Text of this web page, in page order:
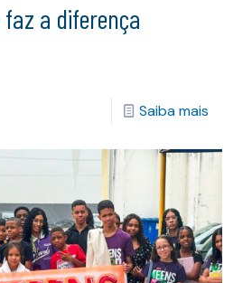
faz a diferença
Saiba mais